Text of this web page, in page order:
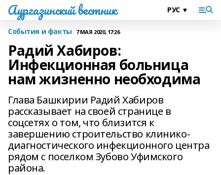
Аургазинский вестник
События и факты 7 МАЯ 2020, 17:26
Радий Хабиров:
Инфекционная больница
нам жизненно необходима
Глава Башкирии Радий Хабиров
рассказывает на своей странице в
соцсетях о том, что близится к
завершению строительство клинико-
диагностического инфекционного центра
рядом с поселком Зубово Уфимского
района.